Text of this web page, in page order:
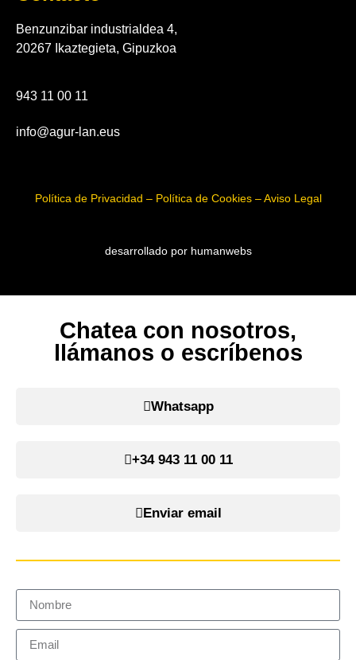
Benzunzibar industrialdea 4,
20267 Ikaztegieta, Gipuzkoa
943 11 00 11
info@agur-lan.eus
Política de Privacidad – Política de Cookies – Aviso Legal
desarrollado por humanwebs
Chatea con nosotros,
llámanos o escríbenos
Whatsapp
+34 943 11 00 11
Enviar email